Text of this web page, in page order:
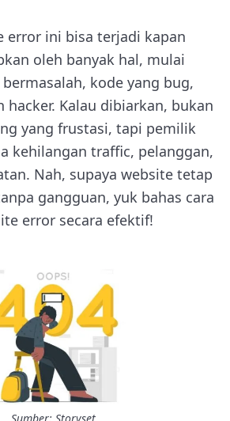
error ini bisa terjadi kapan
oleh banyak hal, mulai
kode yang bug,
hacker. Kalau dibiarkan, bukan
yang frustasi, tapi pemilik
kehilangan traffic, pelanggan,
Nah, supaya website tetap
gangguan, yuk bahas cara
error secara efektif!